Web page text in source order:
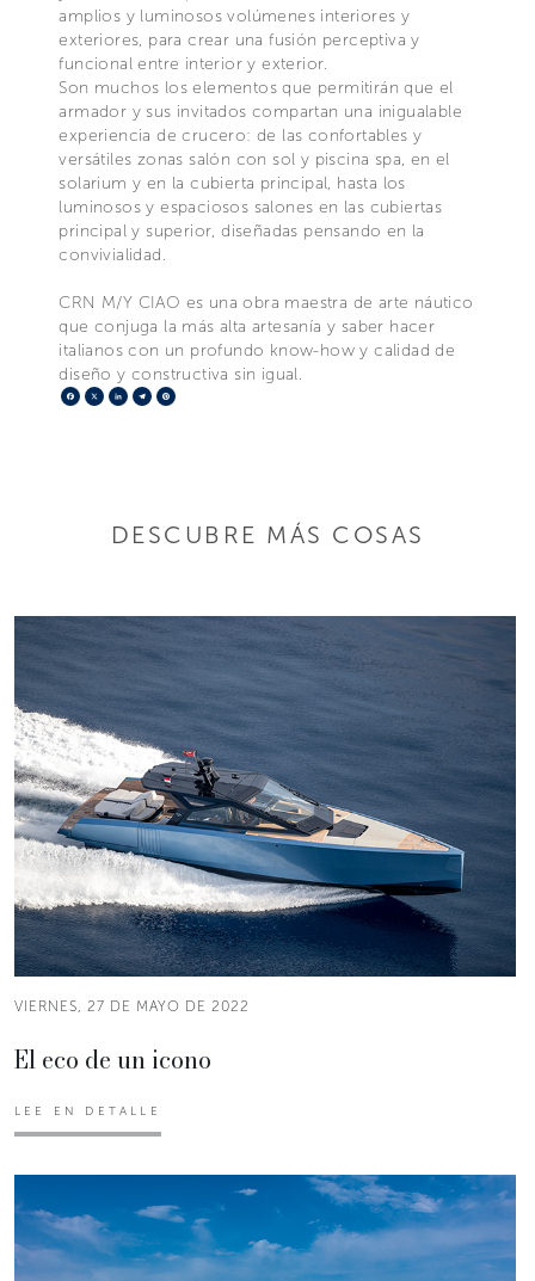
amplios y luminosos volúmenes interiores y
exteriores, para crear una fusión perceptiva y
funcional entre interior y exterior.
Son muchos los elementos que permitirán que el
armador y sus invitados compartan una inigualable
experiencia de crucero: de las confortables y
versátiles zonas salón con sol y piscina spa, en el
solarium y en la cubierta principal, hasta los
luminosos y espaciosos salones en las cubiertas
principal y superior, diseñadas pensando en la
convivialidad.
CRN M/Y CIAO es una obra maestra de arte náutico
que conjuga la más alta artesanía y saber hacer
italianos con un profundo know-how y calidad de
diseño y constructiva sin igual.
Facebook
X LinkedIn
Telegram
DESCUBRE MÁS COSAS
VIERNES, 27 DE MAYO DE 2022
El eco de un icono
LEE EN DETALLE